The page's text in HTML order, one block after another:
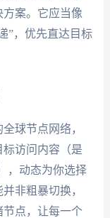
案。它应当像
”，优先直达目标
球节点网络，
访问内容（是
，动态为你选择
非粗暴切换，
点，让每一个